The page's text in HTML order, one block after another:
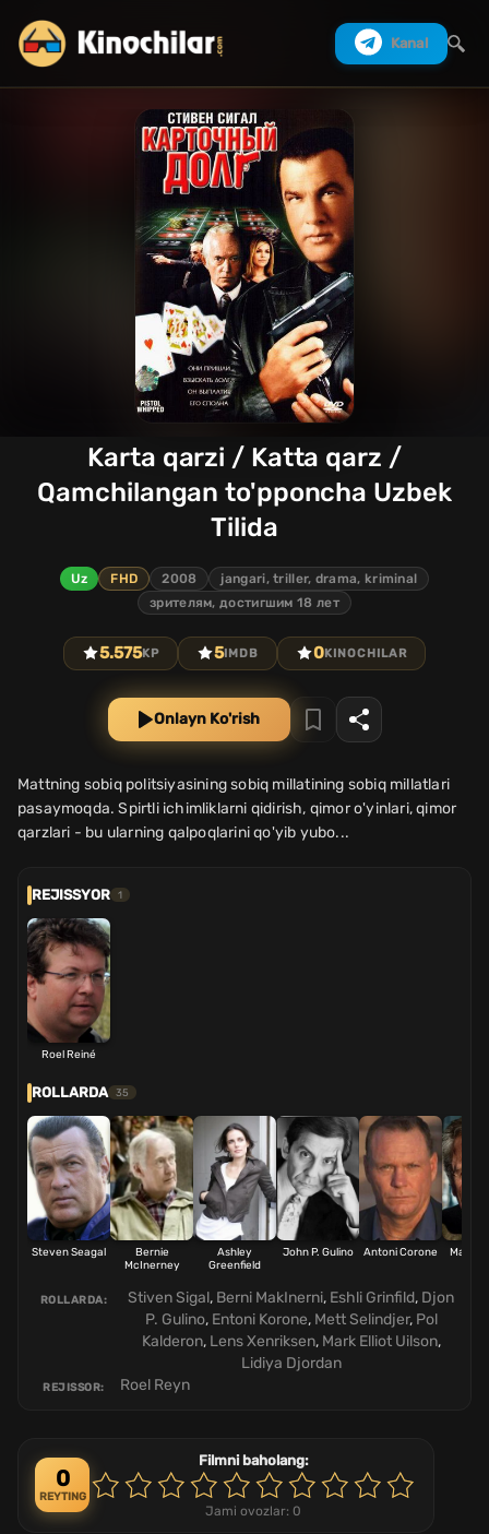
Kanal
Karta qarzi / Katta qarz /
Qamchilangan to'pponcha Uzbek
Tilida
Uz FHD 2008
jangari, triller, drama, kriminal
зрителям, достигшим 18 лет
5.575KP 5IMDB 0KINOCHILAR
Onlayn Ko'rish
Mattning sobiq politsiyasining sobiq millatining sobiq millatlari
pasaymoqda. Spirtli ichimliklarni qidirish, qimor o'yinlari, qimor
qarzlari - bu ularning qalpoqlarini qo'yib yubo...
REJISSYOR 1
Roel Reiné
ROLLARDA 35
Steven Seagal
Bernie
McInerney
Ashley
Greenfield
John P. Gulino Antoni Corone Matt
ROLLARDA: Stiven Sigal, Berni MakInerni, Eshli Grinfild, Djon
P. Gulino, Entoni Korone, Mett Selindjer, Pol
Kalderon, Lens Xenriksen, Mark Elliot Uilson,
Lidiya Djordan
REJISSOR: Roel Reyn
0
REYTING
Filmni baholang:
Jami ovozlar: 0